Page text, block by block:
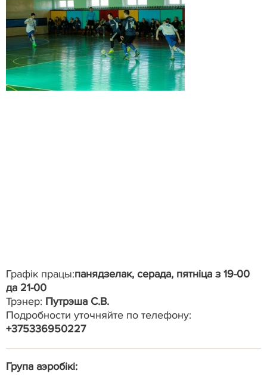
Графік працы:панядзелак, серада, пятніца з 19-00
да 21-00
Трэнер: Путрэша С.В.
Подробности уточняйте по телефону:
+375336950227
Група аэробікі: